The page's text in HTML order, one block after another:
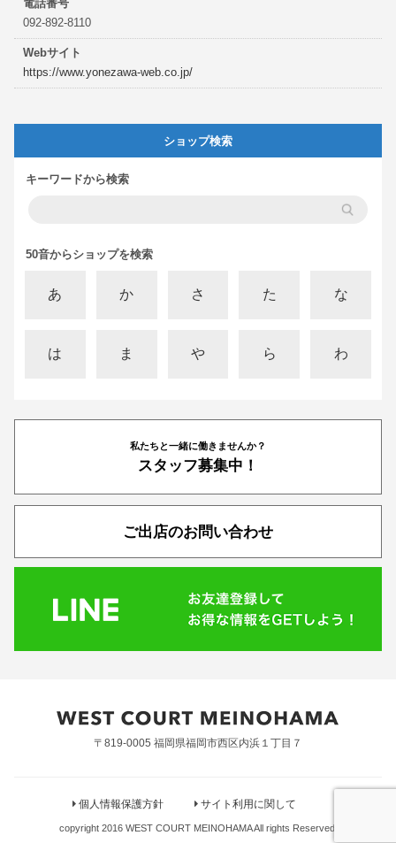
電話番号
092-892-8110
Webサイト
https://www.yonezawa-web.co.jp/
ショップ検索
キーワードから検索
50音からショップを検索
あ か さ た な
は ま や ら わ
私たちと一緒に働きませんか？
スタッフ募集中！
ご出店のお問い合わせ
〒819-0005 福岡県福岡市西区内浜１丁目７
個人情報保護方針 サイト利用に関して
copyright 2016 WEST COURT MEINOHAMA All rights Reserved.